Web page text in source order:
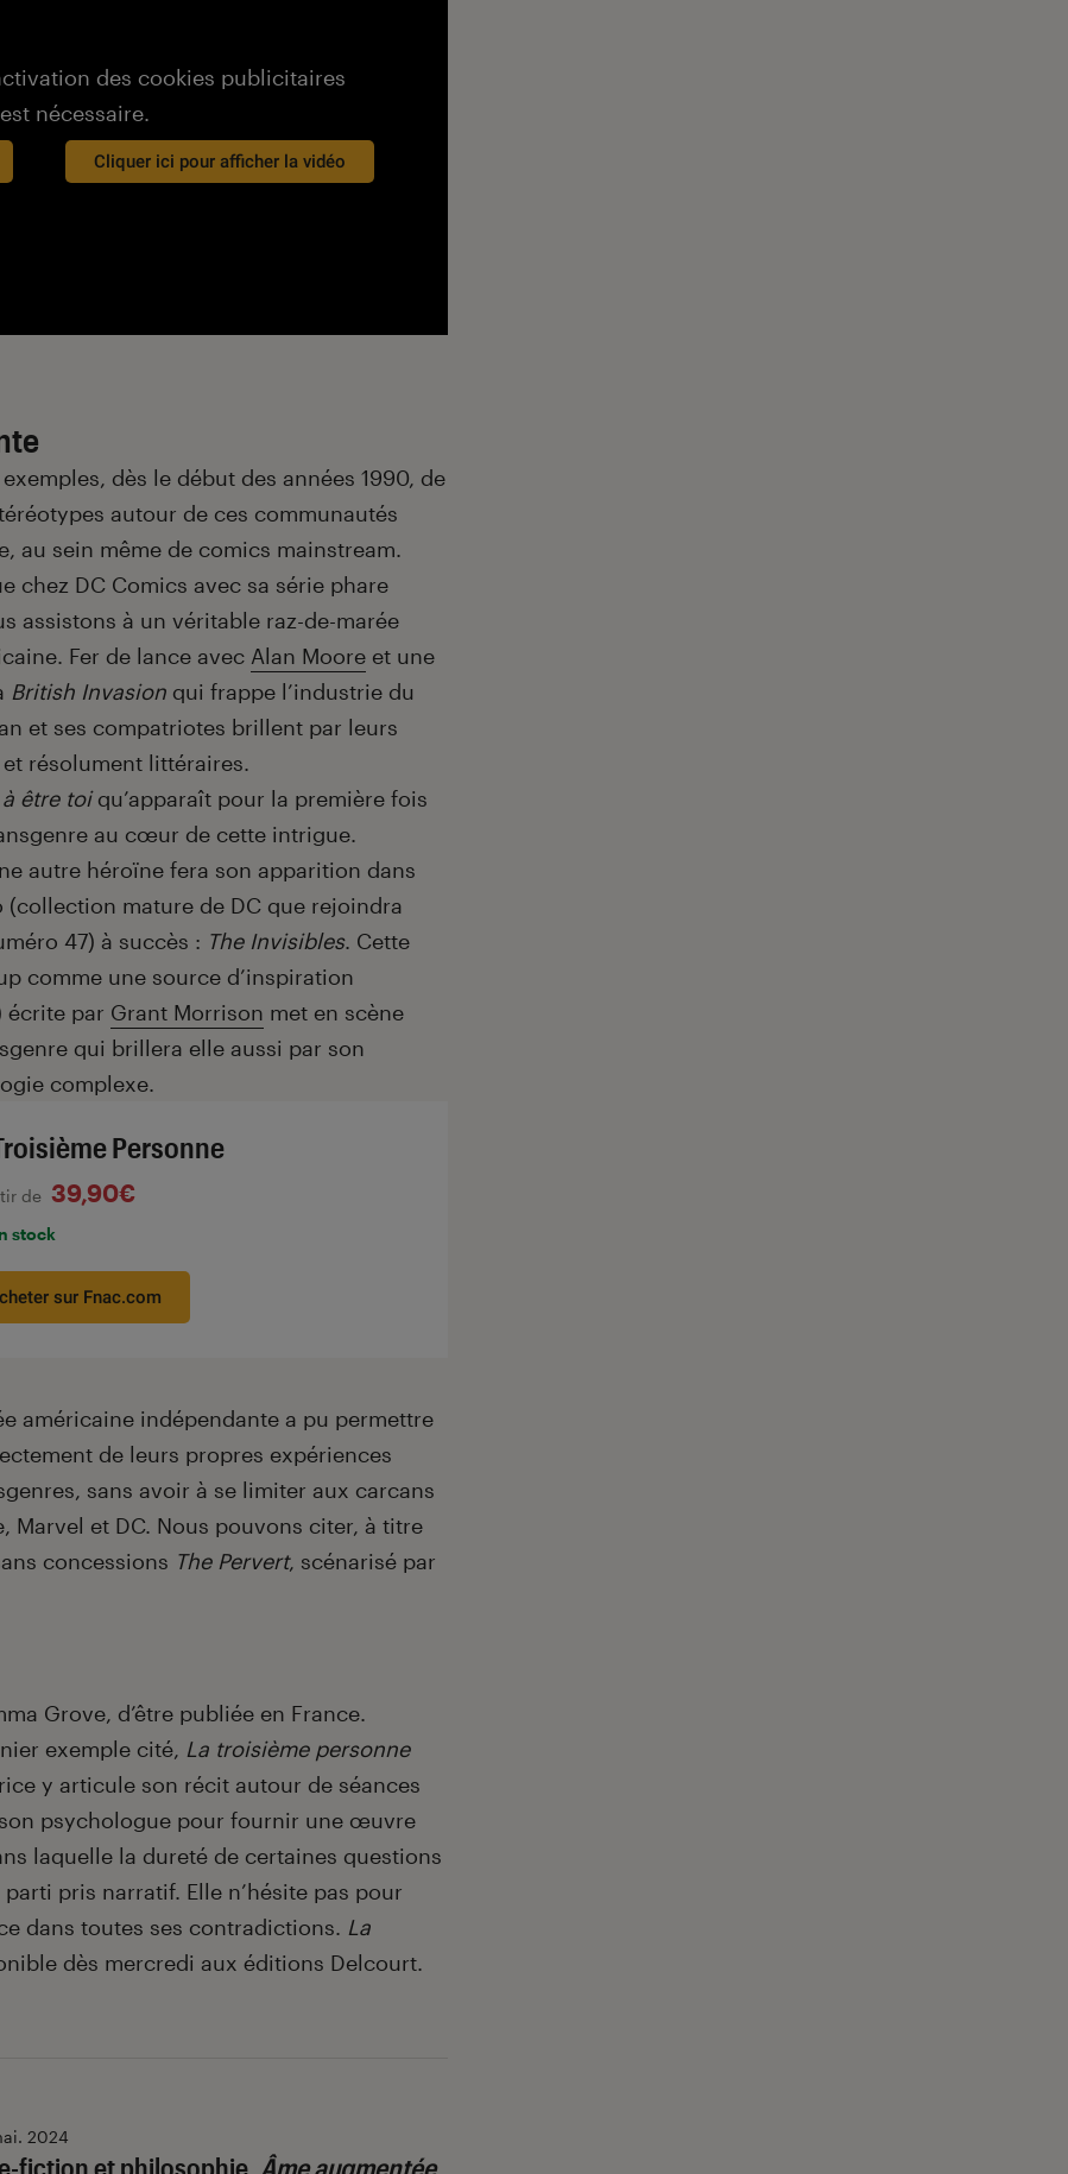
des cookies publicitaires
est nécessaire.
Cliquer ici pour afficher la vidéo
dès le début des années 1990, de
autour de ces communautés
au sein même de comics mainstream.
chez DC Comics avec sa série phare
assistons à un véritable raz-de-marée
Fer de lance avec Alan Moore et une
British Invasion qui frappe l’industrie du
et ses compatriotes brillent par leurs
résolument littéraires.
être toiqu’apparaît pour la première fois
au cœur de cette intrigue.
autre héroïne fera son apparition dans
(collection mature de DC que rejoindra
47) à succès : The Invisibles. Cette
comme une source d’inspiration
écrite par Grant Morrison met en scène
qui brillera elle aussi par son
complexe.
Personne
de 39,90€
stock
sur Fnac.com
américaine indépendante a pu permettre
de leurs propres expériences
sans avoir à se limiter aux carcans
Marvel et DC. Nous pouvons citer, à titre
concessions The Pervert, scénarisé par
Grove, d’être publiée en France.
exemple cité, La troisième personne
y articule son récit autour de séances
psychologue pour fournir une œuvre
laquelle la dureté de certaines questions
pris narratif. Elle n’hésite pas pour
dans toutes ses contradictions. La
dès mercredi aux éditions Delcourt.
fiction et philosophie, Âme augmentée
2024